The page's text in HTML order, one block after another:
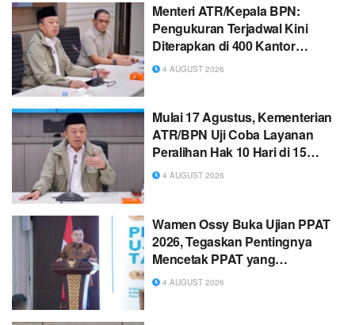
Menteri ATR/Kepala BPN:
Pengukuran Terjadwal Kini
Diterapkan di 400 Kantor
Pertanahan
4 AUGUST 2026
Mulai 17 Agustus, Kementerian
ATR/BPN Uji Coba Layanan
Peralihan Hak 10 Hari di 15
Kantor Pertanahan
4 AUGUST 2026
Wamen Ossy Buka Ujian PPAT
2026, Tegaskan Pentingnya
Mencetak PPAT yang
Profesional dan Berintegritas
4 AUGUST 2026